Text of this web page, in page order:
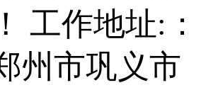
工作地址:：
州市巩义市